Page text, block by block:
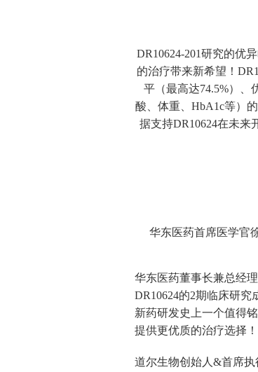
DR10624-201研究的优
的治疗带来新希望！
平（最高达74.5%）、
酸、体重、HbA1c等）
据支持DR10624在未来
华东医药首席医学官
华东医药董事长兼总经
DR10624的2期临床研
新药研发史上一个值得
提供更优质的治疗选择
道尔生物创始人&首席执